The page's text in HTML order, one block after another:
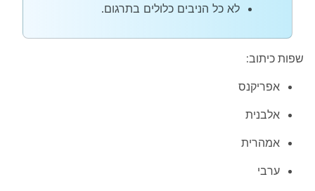
לא כל הניבים כלולים בתרגום.
שפות כיתוב:
אפריקנס
אלבנית
אמהרית
ערבי